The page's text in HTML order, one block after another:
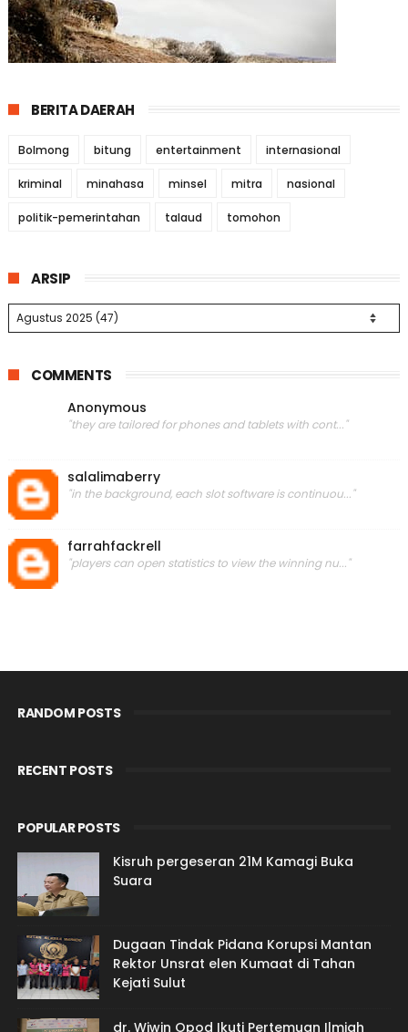
BERITA DAERAH
Bolmong bitung entertainment internasional
kriminal minahasa minsel mitra nasional
politik-pemerintahan talaud tomohon
ARSIP
COMMENTS
Anonymous
"they are tailored for phones and tablets with cont..."
salalimaberry
"in the background, each slot software is continuou..."
farrahfackrell
"players can open statistics to view the winning nu..."
RANDOM POSTS
RECENT POSTS
POPULAR POSTS
Kisruh pergeseran 21M Kamagi Buka
Suara
Dugaan Tindak Pidana Korupsi Mantan
Rektor Unsrat elen Kumaat di Tahan
Kejati Sulut
dr. Wiwin Opod Ikuti Pertemuan Ilmiah